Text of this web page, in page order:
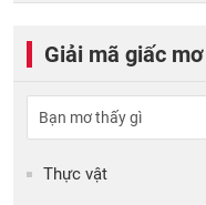
Giải mã giấc mơ
Thực vật